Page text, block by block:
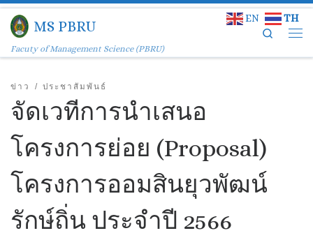
Skip to content
MS PBRU
Facuty of Management Science (PBRU)
Search
ข่าว ประชาสัมพันธ์
จัดเวทีการนำเสนอ
โครงการย่อย (Proposal)
โครงการออมสินยุวพัฒน์
รักษ์ถิ่น ประจำปี 2566
EN TH